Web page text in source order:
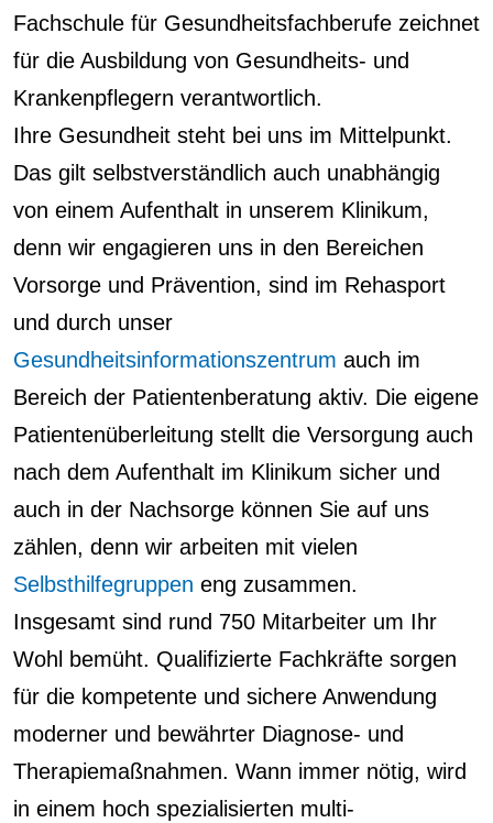
Fachschule für Gesundheitsfachberufe zeichnet
für die Ausbildung von Gesundheits- und
Krankenpflegern verantwortlich.
Ihre Gesundheit steht bei uns im Mittelpunkt.
Das gilt selbstverständlich auch unabhängig
von einem Aufenthalt in unserem Klinikum,
denn wir engagieren uns in den Bereichen
Vorsorge und Prävention, sind im Rehasport
und durch unser
Gesundheitsinformationszentrum auch im
Bereich der Patientenberatung aktiv. Die eigene
Patientenüberleitung stellt die Versorgung auch
nach dem Aufenthalt im Klinikum sicher und
auch in der Nachsorge können Sie auf uns
zählen, denn wir arbeiten mit vielen
Selbsthilfegruppen eng zusammen.
Insgesamt sind rund 750 Mitarbeiter um Ihr
Wohl bemüht. Qualifizierte Fachkräfte sorgen
für die kompetente und sichere Anwendung
moderner und bewährter Diagnose- und
Therapiemaßnahmen. Wann immer nötig, wird
in einem hoch spezialisierten multi-